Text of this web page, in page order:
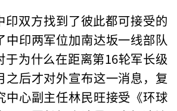
印双方找到了彼此都可接受的
中印两军位加南达坂一线部队
于为什么在距离第16轮军长级
之后才对外宣布这一消息，复
中心副主任林民旺接受《环球